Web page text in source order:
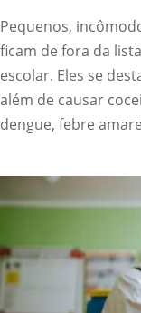
Pequenos,
ficam de fora da
escolar. Eles se
além de causar
dengue, febre